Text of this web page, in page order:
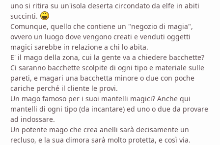
uno si ritira su un'isola deserta circondato da elfe in abiti
succinti.
Comunque, quello che contiene un "negozio di magia",
ovvero un luogo dove vengono creati e venduti oggetti
magici sarebbe in relazione a chi lo abita.
E' il mago della zona, cui la gente va a chiedere bacchette?
Ci saranno bacchette scolpite di ogni tipo e materiale sulle
pareti, e magari una bacchetta minore o due con poche
cariche perché il cliente le provi.
Un mago famoso per i suoi mantelli magici? Anche qui
mantelli di ogni tipo (da incantare) ed uno o due da provare
ad indossare.
Un potente mago che crea anelli sarà decisamente un
recluso, e la sua dimora sarà molto protetta, e così via.